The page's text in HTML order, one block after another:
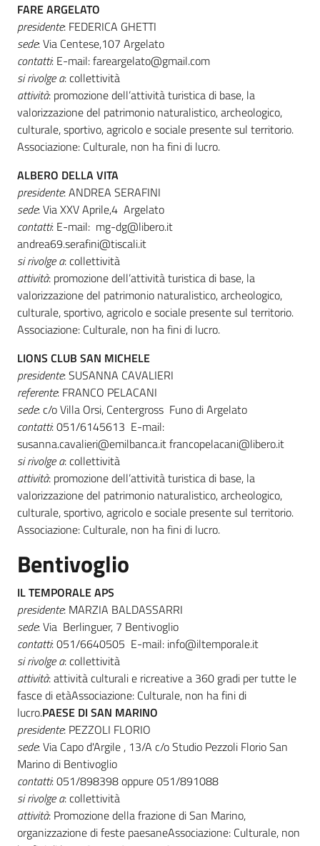
FARE ARGELATO
presidente: FEDERICA GHETTI
sede: Via Centese,107 Argelato
contatti: E-mail: fareargelato@gmail.com
si rivolge a: collettività
attività: promozione dell’attività turistica di base, la
valorizzazione del patrimonio naturalistico, archeologico,
culturale, sportivo, agricolo e sociale presente sul territorio.
Associazione: Culturale, non ha fini di lucro.
ALBERO DELLA VITA
presidente: ANDREA SERAFINI
sede: Via XXV Aprile,4 Argelato
contatti: E-mail: mg-dg@libero.it
andrea69.serafini@tiscali.it
si rivolge a: collettività
attività: promozione dell’attività turistica di base, la
valorizzazione del patrimonio naturalistico, archeologico,
culturale, sportivo, agricolo e sociale presente sul territorio.
Associazione: Culturale, non ha fini di lucro.
LIONS CLUB SAN MICHELE
presidente: SUSANNA CAVALIERI
referente: FRANCO PELACANI
sede: c/o Villa Orsi, Centergross Funo di Argelato
contatti: 051/6145613 E-mail:
susanna.cavalieri@emilbanca.it francopelacani@libero.it
si rivolge a: collettività
attività: promozione dell’attività turistica di base, la
valorizzazione del patrimonio naturalistico, archeologico,
culturale, sportivo, agricolo e sociale presente sul territorio.
Associazione: Culturale, non ha fini di lucro.
Bentivoglio
IL TEMPORALE APS
presidente: MARZIA BALDASSARRI
sede: Via Berlinguer, 7 Bentivoglio
contatti: 051/6640505 E-mail: info@iltemporale.it
si rivolge a: collettività
attività: attività culturali e ricreative a 360 gradi per tutte le
fasce di etàAssociazione: Culturale, non ha fini di
lucro.PAESE DI SAN MARINO
presidente: PEZZOLI FLORIO
sede: Via Capo d'Argile , 13/A c/o Studio Pezzoli Florio San
Marino di Bentivoglio
contatti: 051/898398 oppure 051/891088
si rivolge a: collettività
attività: Promozione della frazione di San Marino,
organizzazione di feste paesaneAssociazione: Culturale, non